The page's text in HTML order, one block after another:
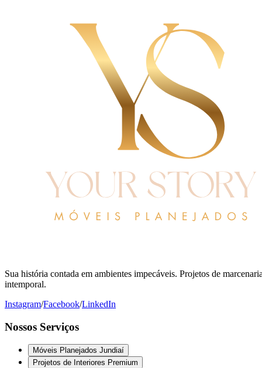
Sua história contada em ambientes impecáveis. Projetos de
intemporal.
Instagram/Facebook/LinkedIn
Nossos Serviços
Móveis Planejados Jundiaí
Projetos de Interiores Premium